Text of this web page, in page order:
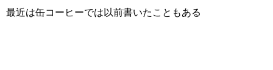
最近は缶コーヒーでは以前書いたこともある